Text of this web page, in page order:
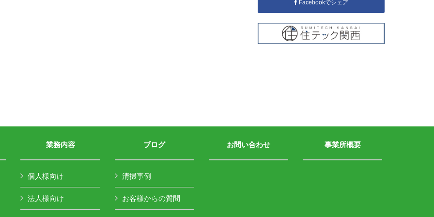
Facebookでシェア
業務内容
個人様向け
法人様向け
ブログ
清掃事例
お客様からの質問
お問い合わせ 事業所概要